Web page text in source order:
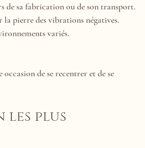
de sa fabrication ou de son transport.
pierre des vibrations négatives.
variés.
de se recentrer et de se
les plus